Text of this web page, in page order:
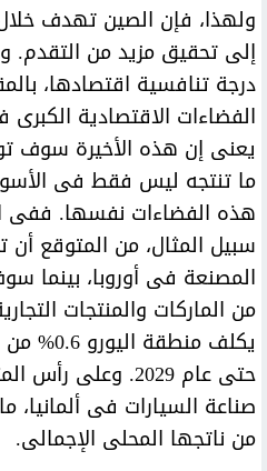
ولهذا، فإن الصين تهدف
إلى تحقيق مزيد من
درجة تنافسية اقتصادها،
الفضاءات الاقتصادية الكبرى
يعنى إن هذه الأخيرة سوف
ما تنتجه ليس فقط فى
هذه الفضاءات نفسها. ففى
سبيل المثال، من المتوقع
المصنعة فى أوروبا، بينما
من الماركات والمنتجات
يكلف
حتى عام 2029.
من ناتجها المحلى الإجمالى.